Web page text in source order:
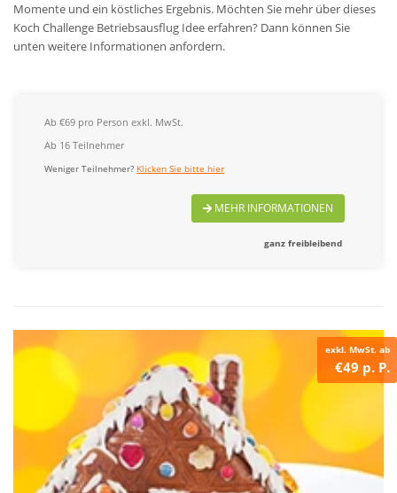
Momente und ein köstliches Ergebnis. Möchten Sie mehr über dieses
Koch Challenge Betriebsausflug Idee erfahren? Dann können Sie
unten weitere Informationen anfordern.
Ab €69 pro Person exkl. MwSt.
Ab 16 Teilnehmer
Weniger Teilnehmer? Klicken Sie bitte hier
MEHR INFORMATIONEN
ganz freibleibend
exkl. MwSt. ab
€49 p. P.